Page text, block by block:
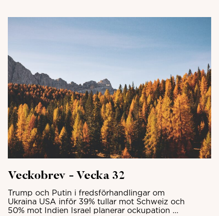
Veckobrev - Vecka 32
Trump och Putin i fredsförhandlingar om
Ukraina USA inför 39% tullar mot Schweiz och
50% mot Indien Israel planerar ockupation ...